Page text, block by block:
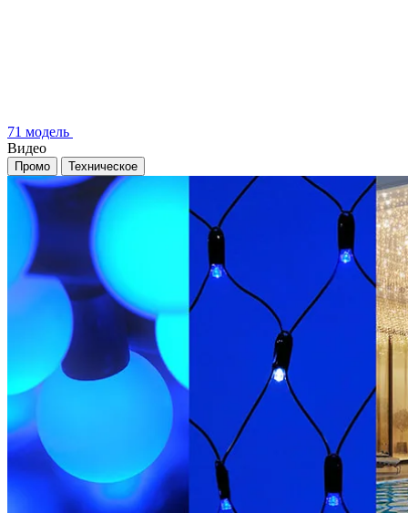
71 модель
Видео
Промо Техническое